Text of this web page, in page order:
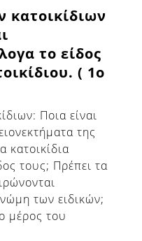
κατοικίδιων
το είδος
( 1ο
Ποια είναι
της
κατοικίδια
τους; Πρέπει τα
των ειδικών;
μέρος του